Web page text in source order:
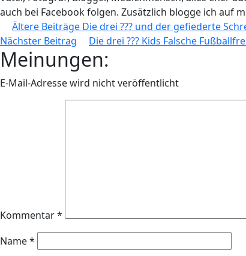
auch bei Facebook folgen. Zusätzlich blogge ich auf
Beitragsnavigation
Ältere Beiträge Die drei ??? und der gefiederte
Nächster Beitrag
Die drei ??? Kids Falsche
Meinungen:
E-Mail-Adresse wird nicht veröffentlicht
Kommentar*
Name*